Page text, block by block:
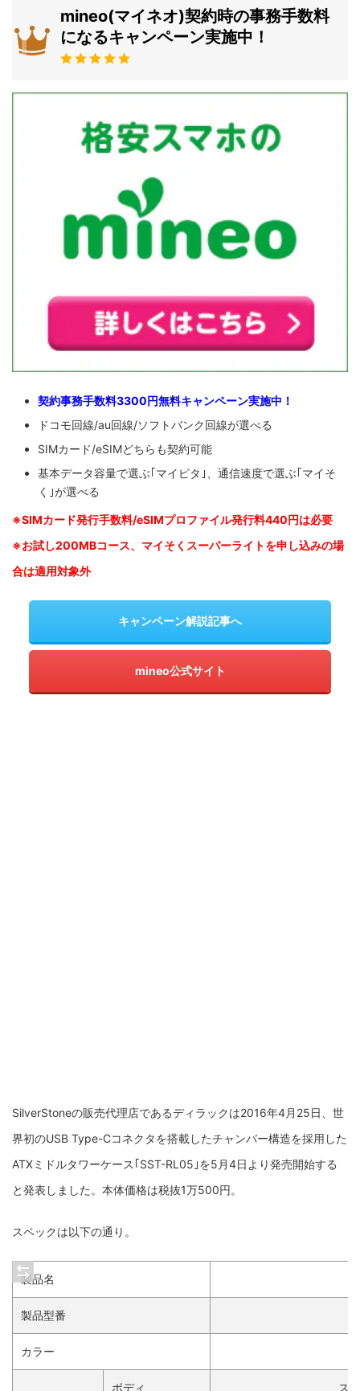
mineo(マイネオ)契約時の事務手数料
になるキャンペーン実施中！
契約事務手数料3300円無料キャンペーン実施中！
ドコモ回線/au回線/ソフトバンク回線が選べる
SIMカード/eSIMどちらも契約可能
基本データ容量で選ぶ｢マイピタ｣、通信速度で選ぶ｢マイそ
く｣が選べる
※SIMカード発行手数料/eSIMプロファイル発行料440円は必要
※お試し200MBコース、マイそくスーパーライトを申し込みの場
合は適用対象外
キャンペーン解説記事へ
mineo公式サイト
SilverStoneの販売代理店であるディラックは2016年4月25日、世
界初のUSB Type-Cコネクタを搭載したチャンバー構造を採用した
ATXミドルタワーケース｢SST-RL05｣を5月4日より発売開始する
と発表しました。本体価格は税抜1万500円。
スペックは以下の通り。
製品名
製品型番
カラー
ボディ ス